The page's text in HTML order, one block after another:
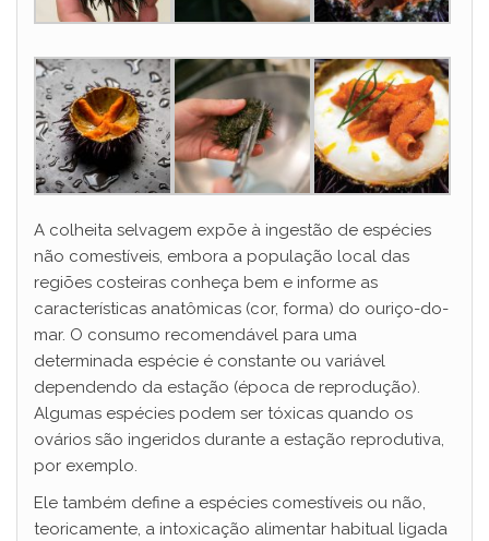
A colheita selvagem expõe à ingestão de espécies
não comestíveis, embora a população local das
regiões costeiras conheça bem e informe as
características anatômicas (cor, forma) do ouriço-do-
mar. O consumo recomendável para uma
determinada espécie é constante ou variável
dependendo da estação (época de reprodução).
Algumas espécies podem ser tóxicas quando os
ovários são ingeridos durante a estação reprodutiva,
por exemplo.
Ele também define a espécies comestíveis ou não,
teoricamente, a intoxicação alimentar habitual ligada